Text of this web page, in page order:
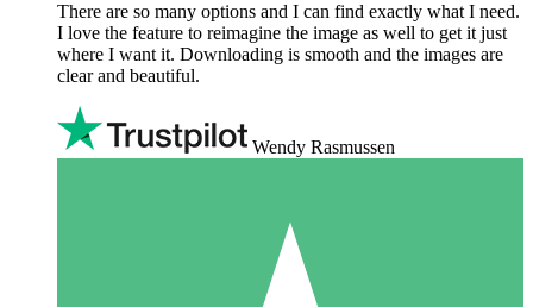
There are so many options and I can find exactly what I need.
I love the feature to reimagine the image as well to get it just
where I want it. Downloading is smooth and the images are
clear and beautiful.
Wendy Rasmussen